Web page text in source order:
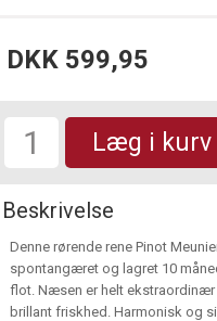
DKK 599,95
Læg i kurv
Beskrivelse
Denne rørende rene Pinot
spontangæret og lagret 10
flot. Næsen er helt
brillant friskhed. Harmonisk og